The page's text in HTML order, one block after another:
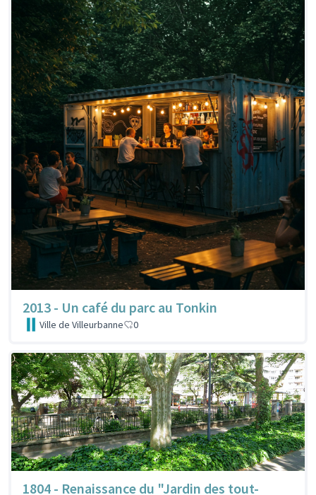
2013 - Un café du parc au Tonkin
Ville de Villeurbanne 0
1804 - Renaissance du "Jardin des tout-